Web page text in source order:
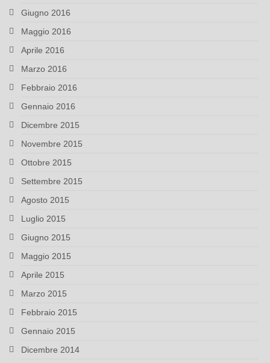
Giugno 2016
Maggio 2016
Aprile 2016
Marzo 2016
Febbraio 2016
Gennaio 2016
Dicembre 2015
Novembre 2015
Ottobre 2015
Settembre 2015
Agosto 2015
Luglio 2015
Giugno 2015
Maggio 2015
Aprile 2015
Marzo 2015
Febbraio 2015
Gennaio 2015
Dicembre 2014